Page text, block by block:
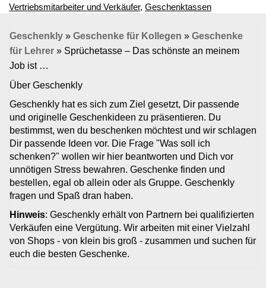
Vertriebsmitarbeiter und Verkäufer, Geschenktassen
Geschenkly » Geschenke für Kollegen » Geschenke
für Lehrer » Sprüchetasse – Das schönste an meinem
Job ist …
Über Geschenkly
Geschenkly hat es sich zum Ziel gesetzt, Dir passende
und originelle Geschenkideen zu präsentieren. Du
bestimmst, wen du beschenken möchtest und wir schlagen
Dir passende Ideen vor. Die Frage "Was soll ich
schenken?" wollen wir hier beantworten und Dich vor
unnötigen Stress bewahren. Geschenke finden und
bestellen, egal ob allein oder als Gruppe. Geschenkly
fragen und Spaß dran haben.
Hinweis: Geschenkly erhält von Partnern bei qualifizierten
Verkäufen eine Vergütung. Wir arbeiten mit einer Vielzahl
von Shops - von klein bis groß - zusammen und suchen für
euch die besten Geschenke.